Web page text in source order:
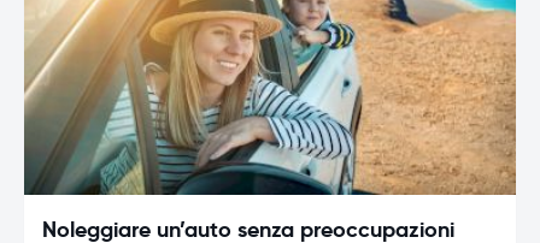
Noleggiare un’auto senza preoccupazioni